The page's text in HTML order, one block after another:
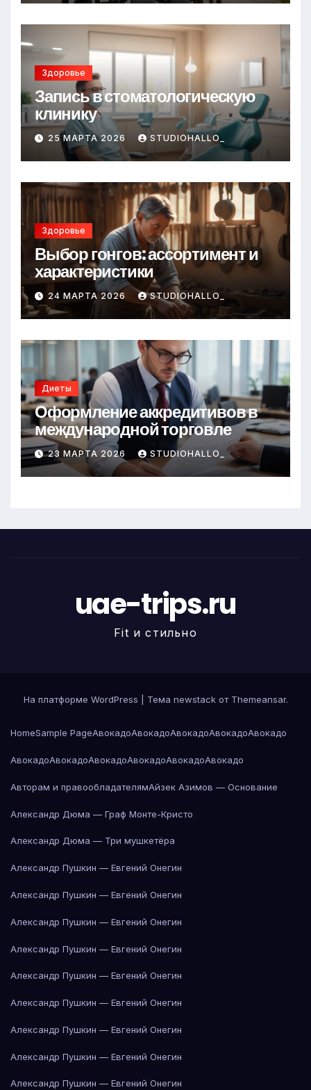
Здоровье
Запись в стоматологическую
клинику
25 МАРТА 2026 STUDIOHALLO_
Здоровье
Выбор гонгов: ассортимент и
характеристики
24 МАРТА 2026 STUDIOHALLO_
Диеты
Оформление аккредитивов в
международной торговле
23 МАРТА 2026 STUDIOHALLO_
uae-trips.ru
Fit и стильно
На платформе WordPress Тема newstack от Themeansar.
HomeSample PageАвокадоАвокадоАвокадоАвокадоАвокадо
АвокадоАвокадоАвокадоАвокадоАвокадоАвокадо
Авторам и правообладателямАйзек Азимов — Основание
Александр Дюма — Граф Монте-Кристо
Александр Дюма — Три мушкетёра
Александр Пушкин — Евгений Онегин
Александр Пушкин — Евгений Онегин
Александр Пушкин — Евгений Онегин
Александр Пушкин — Евгений Онегин
Александр Пушкин — Евгений Онегин
Александр Пушкин — Евгений Онегин
Александр Пушкин — Евгений Онегин
Александр Пушкин — Евгений Онегин
Александр Пушкин — Евгений Онегин